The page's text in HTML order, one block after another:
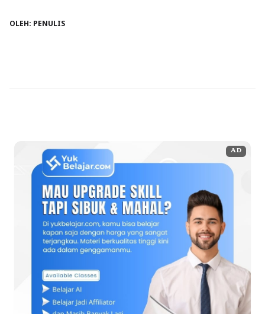
sekitar. Namun dibalik manfaat ekonomi tersebut, kegiatan
OLEH: PENULIS
AD